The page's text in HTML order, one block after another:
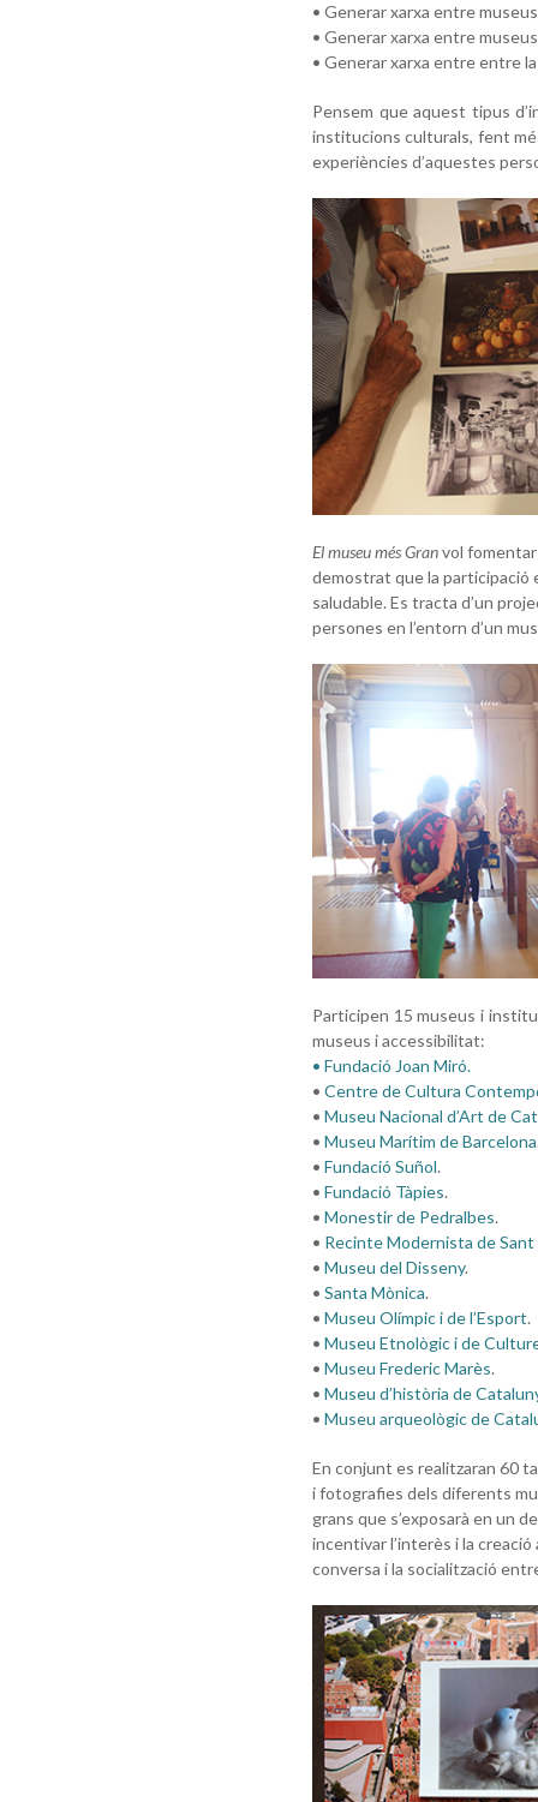
• Generar xarxa entre
• Generar xarxa entre
• Generar xarxa entre entre
Pensem que aquest tipus
institucions culturals, fent
experiències d’aquestes
El museu més Granvol
demostrat que la participació
saludable. Es tracta d’un
persones en l’entorn d’un
Participen 15 museus i
museus i accessibilitat:
• Fundació Joan Miró.
• Centre de Cultura
• Museu Nacional d’Art de
• Museu Marítim de Barcelona
• Fundació Suñol.
• Fundació Tàpies.
• Monestir de Pedralbes.
• Recinte Modernista de Sant
• Museu del Disseny.
• Santa Mònica.
• Museu Olímpic i de l’Esport.
• Museu Etnològic i de
• Museu Frederic Marès.
• Museu d’història de
• Museu arqueològic de
En conjunt es realitzaran 60
i fotografies dels diferents
grans que s’exposarà en un
incentivar l’interès i la
conversa i la socialització